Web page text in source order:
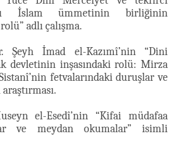
İslam ümmetinin birliğinin
adlı çalışma.
Şeyh İmad el-Kazımî’nin “Dini
devletinin inşasındaki rolü: Mirza
fetvalarındaki duruşlar ve
el-Esedî’nin “Kifai müdafaa
ve meydan okumalar” isimli